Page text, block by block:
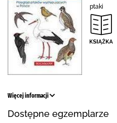
ptaki
Więcej informacji
Dostępne egzemplarze